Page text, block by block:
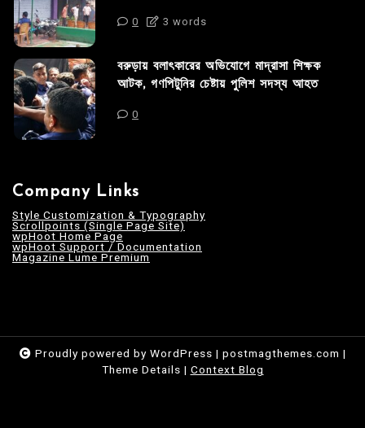
0 3 words
বরুড়ায় বলাৎকারের অভিযোগে মাদ্রাসা শিক্ষক
আটক, গণপিটুনির চেষ্টায় পুলিশ সদস্য আহত
0
Company Links
Style Customization & Typography
Scrollpoints (Single Page Site)
wpHoot Home Page
wpHoot Support / Documentation
Magazine Lume Premium
Proudly powered by WordPress | postmagthemes.com |
Theme Details | Context Blog